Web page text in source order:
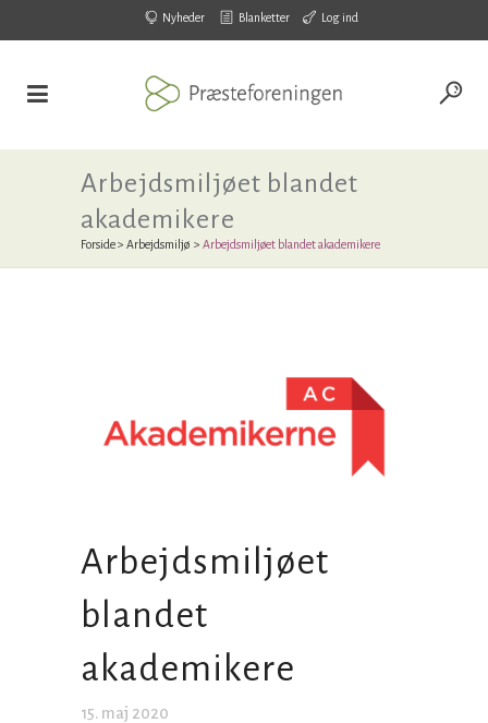
Nyheder Blanketter Log ind
Arbejdsmiljøet blandet
akademikere
Forside> Arbejdsmiljø > Arbejdsmiljøet blandet akademikere
Arbejdsmiljøet
blandet
akademikere
15. maj 2020